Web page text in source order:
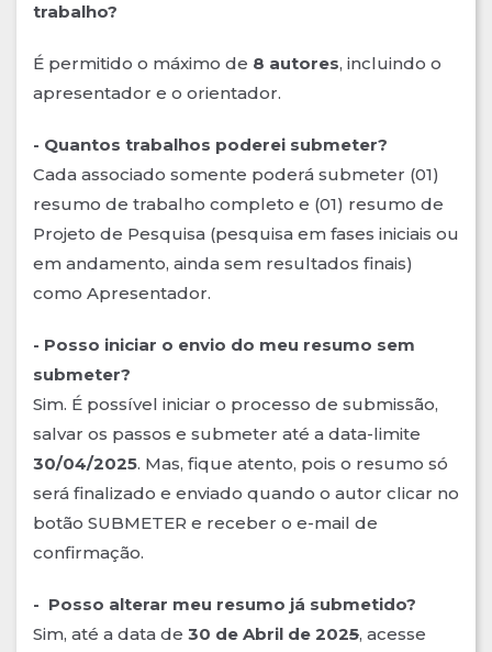
trabalho?
É permitido o máximo de 8 autores, incluindo o
apresentador e o orientador.
- Quantos trabalhos poderei submeter?
Cada associado somente poderá submeter (01)
resumo de trabalho completo e (01) resumo de
Projeto de Pesquisa (pesquisa em fases iniciais ou
em andamento, ainda sem resultados finais)
como Apresentador.
- Posso iniciar o envio do meu resumo sem
submeter?
Sim. É possível iniciar o processo de submissão,
salvar os passos e submeter até a data-limite
30/04/2025. Mas, fique atento, pois o resumo só
será finalizado e enviado quando o autor clicar no
botão SUBMETER e receber o e-mail de
confirmação.
- Posso alterar meu resumo já submetido?
Sim, até a data de 30 de Abril de 2025, acesse